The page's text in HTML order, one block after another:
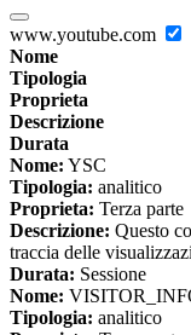
www.youtube.com
Nome
Tipologia
Proprieta
Descrizione
Durata
Nome: YSC
Tipologia: analitico
Proprieta: Terza parte
Descrizione: Questo
traccia delle
Durata: Sessione
Nome:
Tipologia: analitico